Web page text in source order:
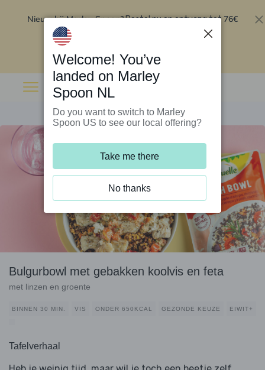
Nieuw bij Marley Spoon?Bestel nu en ontvang tot 76€
Bulgurbowl met gebakken koolvis en feta
met linzen en groente
BINNEN 30 MIN. VIS ONDER 650KCAL GEZONDE KEUZE EIWIT+
Tafelverhaal
Welcome! You’ve
landed on Marley
Spoon NL
Do you want to switch to Marley
Spoon US to see our local offering?
Take me there
No thanks